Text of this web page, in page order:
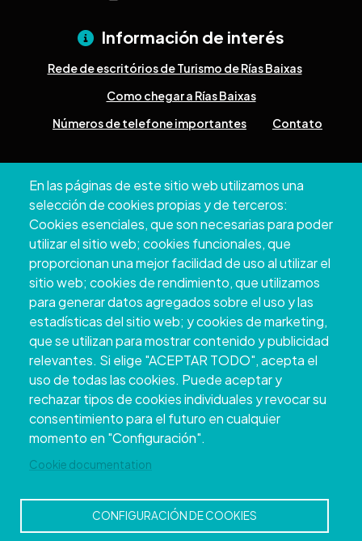
En las páginas de este sitio web utilizamos una
selección de cookies propias y de terceros:
Cookies esenciales, que son necesarias para poder
utilizar el sitio web; cookies funcionales, que
proporcionan una mejor facilidad de uso al utilizar el
sitio web; cookies de rendimiento, que utilizamos
para generar datos agregados sobre el uso y las
estadísticas del sitio web; y cookies de marketing,
que se utilizan para mostrar contenido y publicidad
relevantes. Si elige "ACEPTAR TODO", acepta el
uso de todas las cookies. Puede aceptar y
rechazar tipos de cookies individuales y revocar su
consentimiento para el futuro en cualquier
momento en "Configuración".
Cookie documentation
CONFIGURACIÓN DE COOKIES
Información de interés
Rede de escritórios de Turismo de Rías Baixas
Como chegar a Rías Baixas
Números de telefone importantes
Contato
Pontevedra
+34 986 804 100 | +34 986 804 124
Copyright © 2026. Conselho Provincial de
Pontevedra.
Todos os direitos reservados